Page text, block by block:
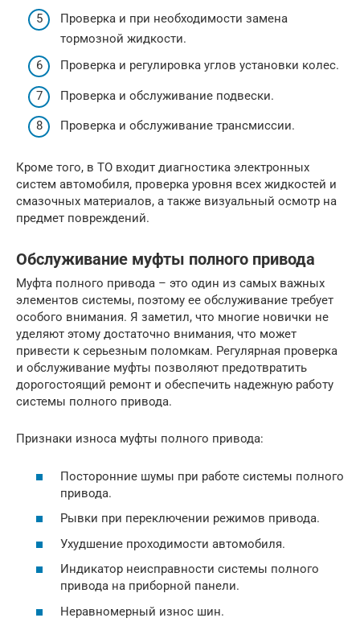
Проверка и при необходимости замена
тормозной жидкости.
Проверка и регулировка углов установки колес.
Проверка и обслуживание подвески.
Проверка и обслуживание трансмиссии.
Кроме того, в ТО входит диагностика электронных
систем автомобиля, проверка уровня всех жидкостей и
смазочных материалов, а также визуальный осмотр на
предмет повреждений.
Обслуживание муфты полного привода
Муфта полного привода – это один из самых важных
элементов системы, поэтому ее обслуживание требует
особого внимания. Я заметил, что многие новички не
уделяют этому достаточно внимания, что может
привести к серьезным поломкам. Регулярная проверка
и обслуживание муфты позволяют предотвратить
дорогостоящий ремонт и обеспечить надежную работу
системы полного привода.
Признаки износа муфты полного привода:
Посторонние шумы при работе системы полного
привода.
Рывки при переключении режимов привода.
Ухудшение проходимости автомобиля.
Индикатор неисправности системы полного
привода на приборной панели.
Неравномерный износ шин.